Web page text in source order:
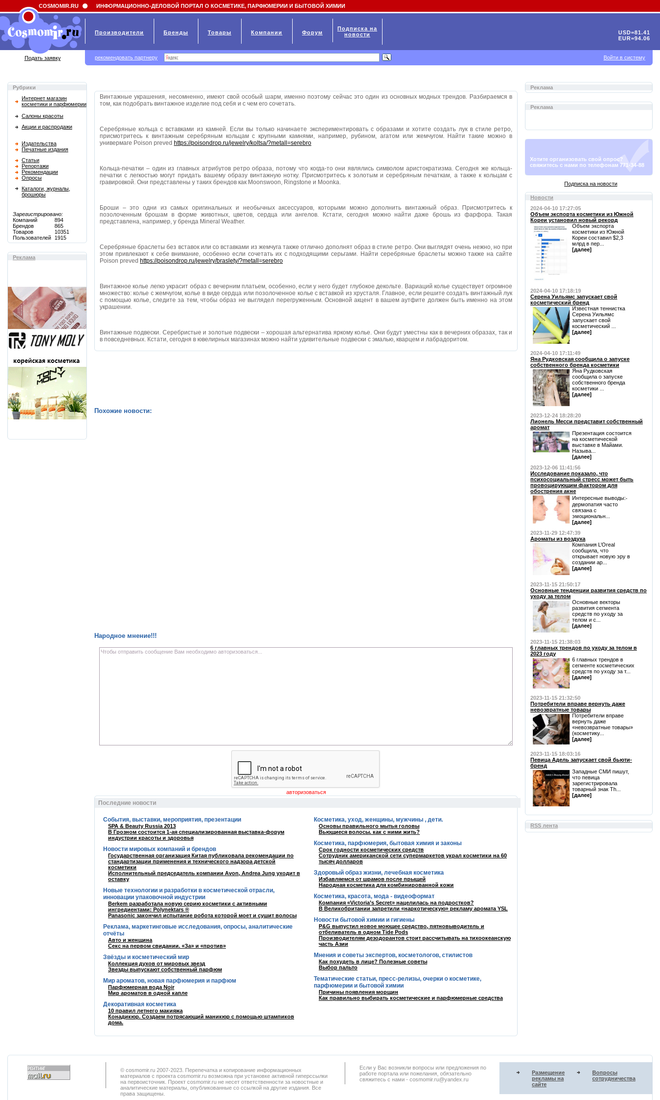
Field 'news_title' doesn't have a default value
Рубрики
Интернет магазин
косметики и парфюмерии
Салоны красоты
Акции и распродажи
Издательства
Печатные издания
Статьи
Репортажи
Рекомендации
Опросы
Каталоги, журналы,
брошюры
Зарегистрировано:
Компаний
894
Брендов
865
Товаров
10351
Пользователей
1915
Реклама
Винтажные украшения, несомненно, имеют свой особый шарм, именно поэтому сейчас это один из основных модных трендов. Разбираемся в
том, как подобрать винтажное изделие под себя и с чем его сочетать.
Серебряные кольца с вставками из камней. Если вы только начинаете экспериментировать с образами и хотите создать лук в стиле ретро,
присмотритесь к винтажным серебряным кольцам с крупными камнями, например, рубином, агатом или жемчугом. Найти такие можно в
универмаге Poison preved https://poisondrop.ru/jewelry/koltsa/?metall=serebro
Кольца-печатки – один из главных атрибутов ретро образа, потому что когда-то они являлись символом аристократизма. Сегодня же кольца-
печатки с легкостью могут придать вашему образу винтажную нотку. Присмотритесь к золотым и серебряным печаткам, а также к кольцам с
гравировкой. Они представлены у таких брендов как Moonswoon, Ringstone и Moonka.
Броши – это одни из самых оригинальных и необычных аксессуаров, которыми можно дополнить винтажный образ. Присмотритесь к
позолоченным брошам в форме животных, цветов, сердца или ангелов. Кстати, сегодня можно найти даже брошь из фарфора. Такая
представлена, например, у бренда Mineral Weather.
Серебряные браслеты без вставок или со вставками из жемчуга также отлично дополнят образ в стиле ретро. Они выглядят очень нежно, но при
этом привлекают к себе внимание, особенно если сочетать их с подходящими серьгами. Найти серебряные браслеты можно также на сайте
Poison preved https://poisondrop.ru/jewelry/braslety/?metall=serebro
Винтажное колье легко украсит образ с вечерним платьем, особенно, если у него будет глубокое декольте. Вариаций колье существует огромное
множество: колье с жемчугом, колье в виде сердца или позолоченное колье с вставкой из хрусталя. Главное, если решите создать винтажный лук
с помощью колье, следите за тем, чтобы образ не выглядел перегруженным. Основной акцент в вашем аутфите должен быть именно на этом
украшении.
Винтажные подвески. Серебристые и золотые подвески – хорошая альтернатива яркому колье. Они будут уместны как в вечерних образах, так и
в повседневных. Кстати, сегодня в ювелирных магазинах можно найти удивительные подвески с эмалью, кварцем и лабрадоритом.
Похожие новости:
Народное мнение!!!
Последние новости
События, выставки, мероприятия, презентации
SPA & Beauty Russia 2013
В Грозном состоится 1-ая специализированная выставка-форум
индустрии красоты и здоровья
Новости мировых компаний и брендов
Государственная организация Китая публиковала рекомендации по
стандартизации применения и технического надзора детской
косметики
Исполнительный председатель компании Avon, Andrea Jung уходит в
оставку
Новые технологии и разработки в косметической отрасли,
инновации упаковочной индустрии
Berkem разработала новую серию косметики с активными
ингредиентами: Polynektars ®
Panasonic закончил испытание робота которой моет и сушит волосы
Реклама, маркетинговые исследования, опросы, аналитические
отчёты
Авто и женщина
Секс на первом свидании. «За» и «против»
Звёзды и косметический мир
Коллекция духов от мировых звезд
Звезды выпускают собственный парфюм
Мир ароматов, новая парфюмерия и парфюм
Парфюмерная вода Noir
Мир ароматов в одной капле
Декоративная косметика
10 правил летнего макияжа
Конадикюр. Создаем потрясающий маникюр с помощью штампиков
дома.
Косметика, уход, женщины, мужчины , дети.
Основы правильного мытья головы
Вьющиеся волосы. как с ними жить?
Косметика, парфюмерия, бытовая химия и законы
Срок годности косметических средств
Сотрудник американской сети супермаркетов украл косметики на 60
тысяч долларов
Здоровый образ жизни, лечебная косметика
Избавляемся от шрамов после прыщей
Народная косметика для комбинированной кожи
Косметика, красота, мода - видеоформат
Компания «Victoria’s Secret» нацелилась на подростков?
В Великобритании запретили «наркотическую» рекламу аромата YSL
Новости бытовой химии и гигиены
P&G выпустил новое моющее средство, пятновыводитель и
отбеливатель в одном Tide Pods
Производителям дезодорантов стоит рассчитывать на тихоокеанскую
часть Азии
Мнения и советы экспертов, косметологов, стилистов
Как похудеть в лице? Полезные советы
Выбор пальто
Тематические статьи, пресс-релизы, очерки о косметике,
парфюмерии и бытовой химии
Причины появления морщин
Как правильно выбирать косметические и парфюмерные средства
Реклама
Реклама
Хотите организовать свой опрос?
свяжитесь с нами по телефонам 771-34-88
Подписка на новости
Новости
2024-04-10 17:27:05
Объем экспорта косметики из Южной
Кореи установил новый рекорд
Объем экспорта
косметики из Южной
Кореи составил $2,3
млрд в пер...
[далее]
2024-04-10 17:18:19
Серена Уильямс запускает свой
косметический бренд
Известная теннистка
Серена Уильямс
запускает свой
косметический ...
[далее]
2024-04-10 17:11:49
Яна Рудковская сообщила о запуске
собственного бренда косметики
Яна Рудковская
сообщила о запуске
собственного бренда
косметики ...
[далее]
2023-12-24 18:28:20
Лионель Месси представит собственный
аромат
Презентация состоится
на косметической
выставке в Майами.
Называ...
[далее]
2023-12-06 11:41:56
Исследование показало, что
психосоциальный стресс может быть
провоцирующим фактором для
обострения акне
Интересные выводы:⁃
дермопатия часто
связана с
эмоциональн...
[далее]
2023-11-29 12:47:39
Ароматы из воздуха
Компания L’Oreal
сообщила, что
открывает новую эру в
создании ар...
[далее]
2023-11-15 21:50:17
Основные тенденции развития средств по
уходу за телом
Основные векторы
развития сегмента
средств по уходу за
телом и с...
[далее]
2023-11-15 21:38:03
6 главных трендов по уходу за телом в
2023 году
6 главных трендов в
сегменте косметических
средств по уходу за т...
[далее]
2023-11-15 21:32:50
Потребители вправе вернуть даже
невозвратные товары
Потребители вправе
вернуть даже
«невозвратные товары»
(косметику...
[далее]
2023-11-15 18:03:16
Певица Адель запускает свой бьюти-
бренд
Западные СМИ пишут,
что певица
зарегистрировала
товарный знак Th...
[далее]
RSS лента
© cosmomir.ru 2007-2023. Перепечатка и копирование информационных
материалов с проекта cosmomir.ru возможна при установке активной гиперссылки
на первоисточник. Проект cosmomir.ru не несет ответственности за новостные и
аналитические материалы, опубликованные со ссылкой на другие издания. Все
права защищены.
Если у Вас возникли вопросы или предложения по
работe портала или пожелания, обязательно
свяжитесь с нами - cosmomir.ru@yandex.ru
Размещение
рекламы на
сайте
Вопросы
сотрудничества
COSMOMIR.RU ИНФОРМАЦИОННО-ДЕЛОВОЙ ПОРТАЛ О КОСМЕТИКЕ, ПАРФЮМЕРИИ И БЫТОВОЙ ХИМИИ
Производители Бренды Товары Компании Форум
Подписка на
новости
USD=81.41
EUR=94.06
Подать заявку рекомендовать партнеру Войти в систему